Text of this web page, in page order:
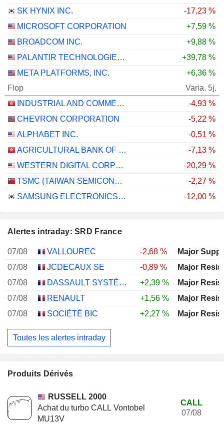
SK HYNIX INC.
-17,23 %
MICROSOFT CORPORATION
+7,59 %
BROADCOM INC.
+9,88 %
PALANTIR TECHNOLOGIES INC.
+39,78 %
META PLATFORMS, INC.
+6,36 %
Flop
Varia. 5j.
INDUSTRIAL AND COMMERCIAL BANK OF CHINA LIMITED
-4,93 %
CHEVRON CORPORATION
-5,22 %
ALPHABET INC.
-0,51 %
AGRICULTURAL BANK OF CHINA LIMITED
-7,13 %
WESTERN DIGITAL CORPORATION
-20,29 %
TSMC (TAIWAN SEMICONDUCTOR MANUFACTURING COMPANY)
-2,27 %
SAMSUNG ELECTRONICS CO., LTD.
-12,00 %
Alertes intraday: SRD France
07/08 VALLOUREC -2,68 %
Major
07/08
JCDECAUX SE -0,89 %
Major
07/08
DASSAULT SYSTÈMES SE +2,39 %
Major
07/08
RENAULT +1,56 %
Major
07/08
SOCIÉTÉ BIC +2,27 % Major
Toutes les alertes intraday
Produits Dérivés
RUSSELL 2000
Achat du turbo CALL Vontobel
MU13V
CALL
07/08